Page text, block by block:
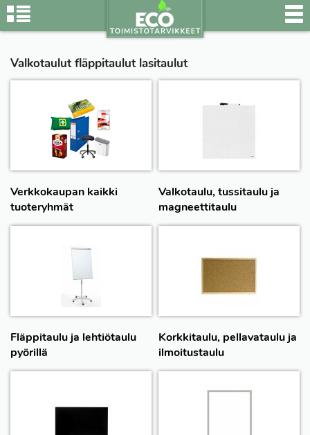
Valkotaulut fläppitaulut lasitaulut
Verkkokaupan kaikki
tuoteryhmät
Valkotaulu, tussitaulu ja
magneettitaulu
Fläppitaulu ja lehtiötaulu
pyörillä
Korkkitaulu, pellavataulu ja
ilmoitustaulu